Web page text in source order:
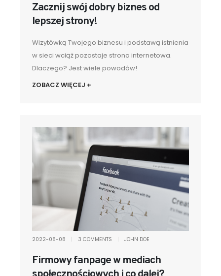
Zacznij swój dobry biznes od
lepszej strony!
Wizytówką Twojego biznesu i podstawą istnienia
w sieci wciąż pozostaje strona internetowa.
Dlaczego? Jest wiele powodów!
ZOBACZ WIĘCEJ +
2022-08-08 3 COMMENTS JOHN DOE
Firmowy fanpage w mediach